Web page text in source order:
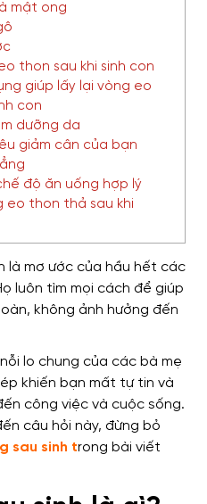
mật ong
thon sau khi sinh con
giúp lấy lại vòng eo
con
dưỡng da
giảm cân của bạn
độ ăn uống hợp lý
eo thon thả sau khi
là mơ ước của hầu hết các
luôn tìm mọi cách để giúp
không ảnh hưởng đến
lo chung của các bà mẹ
khiến bạn mất tự tin và
công việc và cuộc sống.
câu hỏi này, đừng bỏ
sau sinh trong bài viết